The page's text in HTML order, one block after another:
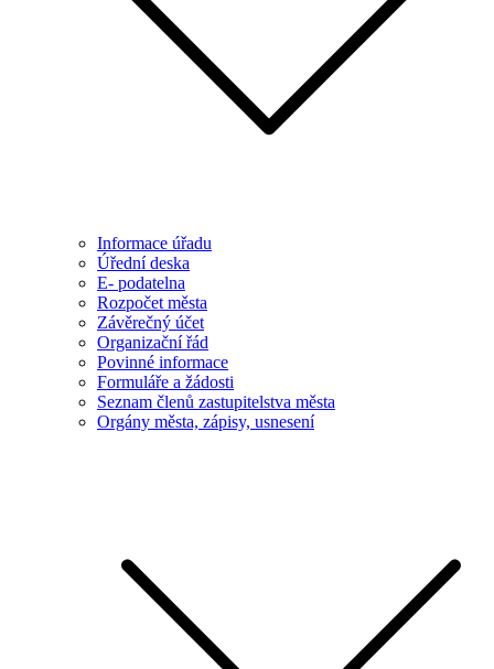
Informace úřadu
Úřední deska
E- podatelna
Rozpočet města
Závěrečný účet
Organizační řád
Povinné informace
Formuláře a žádosti
Seznam členů zastupitelstva města
Orgány města, zápisy, usnesení